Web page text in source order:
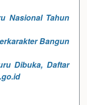
Nasional Tahun
Bangun
Dibuka, Daftar